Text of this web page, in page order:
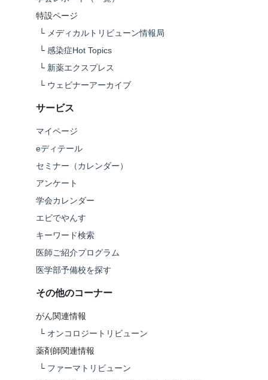
特設ページ
└ メディカルトリビューン情報局
└ 感染症Hot Topics
└ 新薬エクスプレス
└ ウェビナーアーカイブ
サービス
マイページ
eディテール
セミナー（カレンダー）
アンケート
学会カレンダー
エビでやんす
キーワード検索
医師ご紹介プログラム
医学部予備校を探す
その他のコーナー
がん関連情報
└ オンコロジートリビューン
薬剤師関連情報
└ ファーマトリビューン